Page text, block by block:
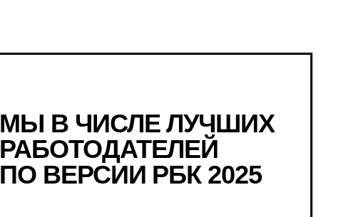
МЫ В ЧИСЛЕ ЛУЧШИХ
РАБОТОДАТЕЛЕЙ
ПО ВЕРСИИ РБК 2025